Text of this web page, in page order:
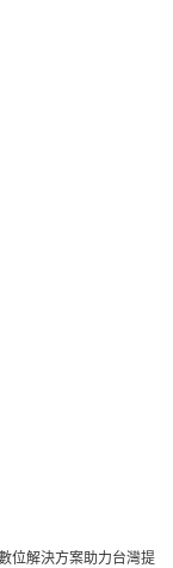
位解決方案助力台灣提